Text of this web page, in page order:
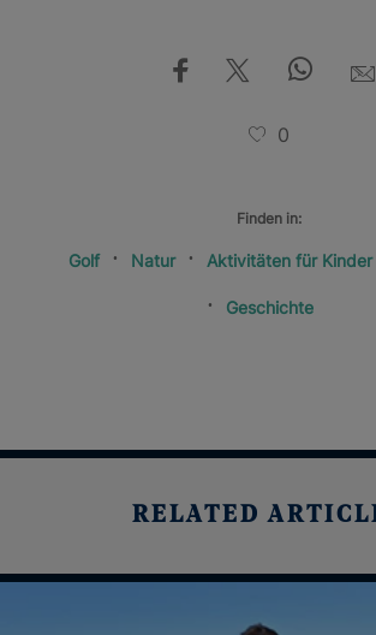
0
Finden in:
Golf Natur Aktivitäten für Kinder
Geschichte
RELATED